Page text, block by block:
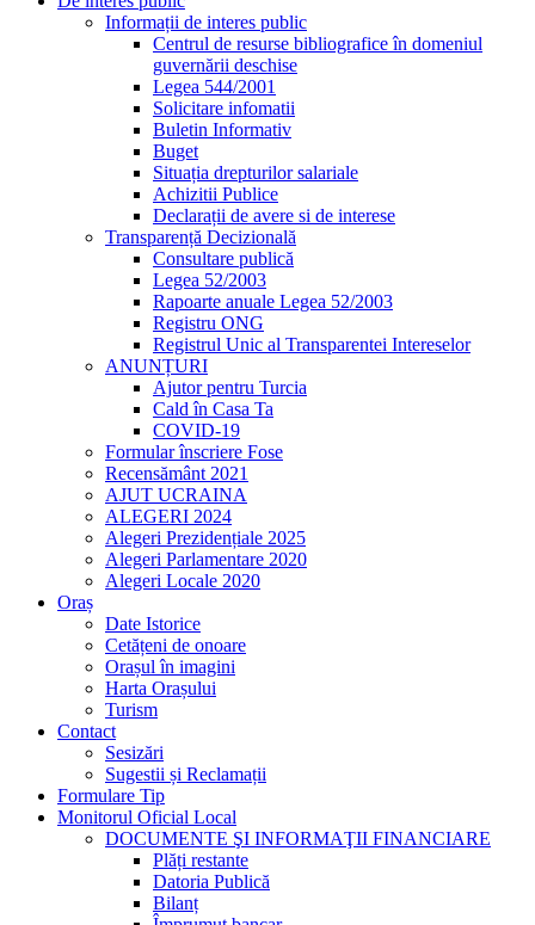
Informații de interes public
Centrul de resurse bibliografice în domeniul
guvernării deschise
Legea 544/2001
Solicitare infomatii
Buletin Informativ
Buget
Situația drepturilor salariale
Achizitii Publice
Declarații de avere si de interese
Transparență Decizională
Consultare publică
Legea 52/2003
Rapoarte anuale Legea 52/2003
Registru ONG
Registrul Unic al Transparentei Intereselor
ANUNȚURI
Ajutor pentru Turcia
Cald în Casa Ta
COVID-19
Formular înscriere Fose
Recensământ 2021
AJUT UCRAINA
ALEGERI 2024
Alegeri Prezidențiale 2025
Alegeri Parlamentare 2020
Alegeri Locale 2020
Oraș
Date Istorice
Cetățeni de onoare
Orașul în imagini
Harta Orașului
Turism
Contact
Sesizări
Sugestii și Reclamații
Formulare Tip
Monitorul Oficial Local
DOCUMENTE ŞI INFORMAŢII FINANCIARE
Plăți restante
Datoria Publică
Bilanț